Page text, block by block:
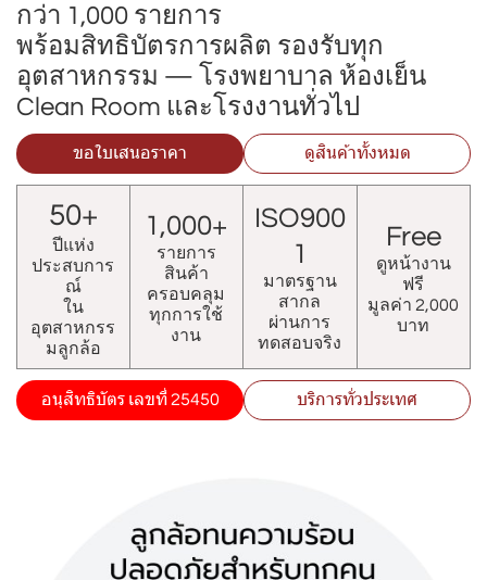
กว่า 1,000 รายการ
พร้อมสิทธิบัตรการผลิต รองรับทุก
อุตสาหกรรม — โรงพยาบาล ห้องเย็น
Clean Room และโรงงานทั่วไป
ขอใบเสนอราคา ดูสินค้าทั้งหมด
50+
ปีแห่ง
ประสบการ
ณ์
ใน
อุตสาหกรร
มลูกล้อ
1,000+
รายการ
สินค้า
ครอบคลุม
ทุกการใช้
งาน
ISO900
1
มาตรฐาน
สากล
ผ่านการ
ทดสอบจริง
Free
ดูหน้างาน
ฟรี
มูลค่า 2,000
บาท
อนุสิทธิบัตร เลขที่ 25450 บริการทั่วประเทศ